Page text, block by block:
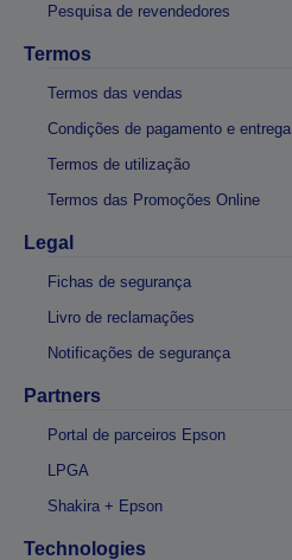
Pesquisa de revendedores
Termos
Termos das vendas
Condições de pagamento e entrega
Termos de utilização
Termos das Promoções Online
Legal
Fichas de segurança
Livro de reclamações
Notificações de segurança
Partners
Portal de parceiros Epson
LPGA
Shakira + Epson
Technologies